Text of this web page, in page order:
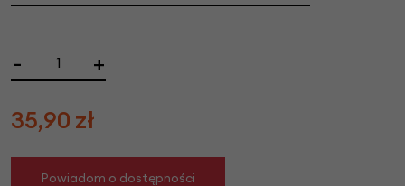
- +
35,90 zł
Powiadom o dostępności